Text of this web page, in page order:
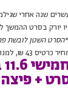
שנה אחרי
יורק בסרט ההמשך ללהיט מ- 2006 "השטן לובשת פראדה"
השטן לובשת פראדה 2 מכיל מספר רצפים עם אורות מהבהבים שעשויים להשפיע על בעלי אפילפסיה רגישה לאור
כרטיס 43 ₪, למנויים כניסה חינם
11.6 ב21:00 סרט לתיכוניסטים של חולון!
+ פיצה רק